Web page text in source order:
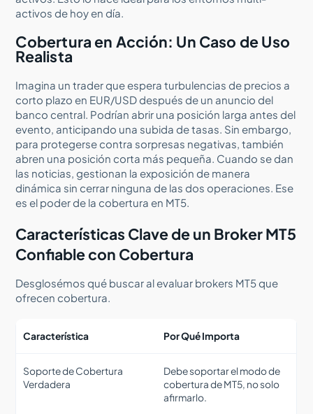
activos de hoy en día.
Cobertura en Acción: Un Caso de Uso
Realista
Imagina un trader que espera turbulencias de precios a
corto plazo en EUR/USD después de un anuncio del
banco central. Podrían abrir una posición larga antes del
evento, anticipando una subida de tasas. Sin embargo,
para protegerse contra sorpresas negativas, también
abren una posición corta más pequeña. Cuando se dan
las noticias, gestionan la exposición de manera
dinámica sin cerrar ninguna de las dos operaciones. Ese
es el poder de la cobertura en MT5.
Características Clave de un Broker MT5
Confiable con Cobertura
Desglosémos qué buscar al evaluar brokers MT5 que
ofrecen cobertura.
Característica Por Qué Importa
Soporte de Cobertura
Verdadera
Debe soportar el modo de
cobertura de MT5, no solo
afirmarlo.